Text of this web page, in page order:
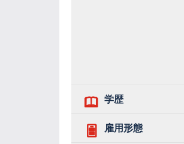
学歴
雇用形態